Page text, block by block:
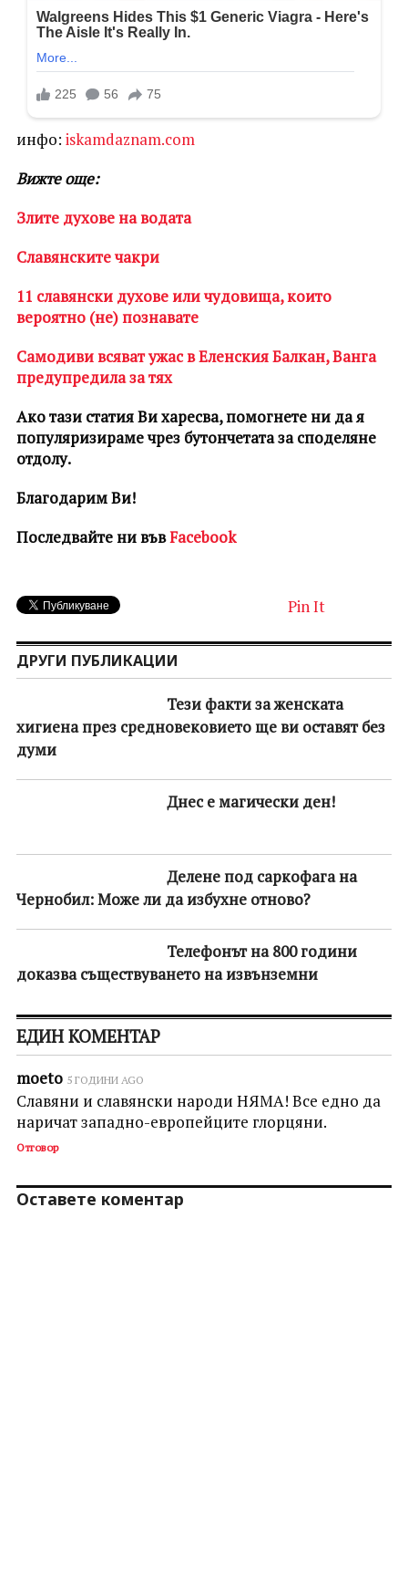
инфо: iskamdaznam.com
Вижте още:
Злите духове на водата
Славянските чакри
11 славянски духове или чудовища, които
вероятно (не) познавате
Самодиви всяват ужас в Еленския Балкан, Ванга
предупредила за тях
Ако тази статия Ви харесва, помогнете ни да я
популяризираме чрез бутончетата за споделяне
отдолу.
Благодарим Ви!
Последвайте ни въвFacebook
Pin It
ДРУГИ ПУБЛИКАЦИИ
Тези факти за женската
хигиена през средновековието ще ви оставят без
думи
Днес е магически ден!
Делене под саркофага на
Чернобил: Може ли да избухне отново?
Телефонът на 800 години
доказва съществуването на извънземни
ЕДИН КОМЕНТАР
moeto 5 ГОДИНИ AGO
Славяни и славянски народи НЯМА! Все едно да
наричат западно-европейците глорцяни.
Отговор
Оставете коментар